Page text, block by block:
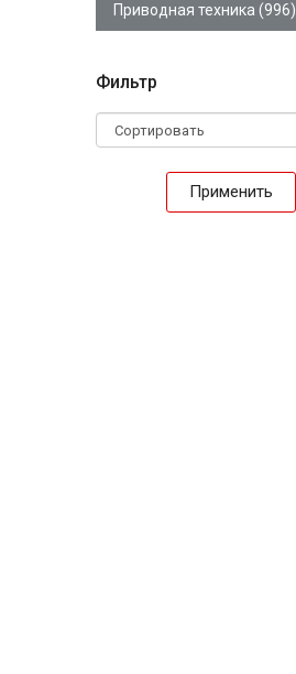
Приводная техника (996)
Фильтр
Применить